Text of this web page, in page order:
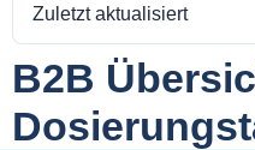
Zuletzt aktualisiert
B2B